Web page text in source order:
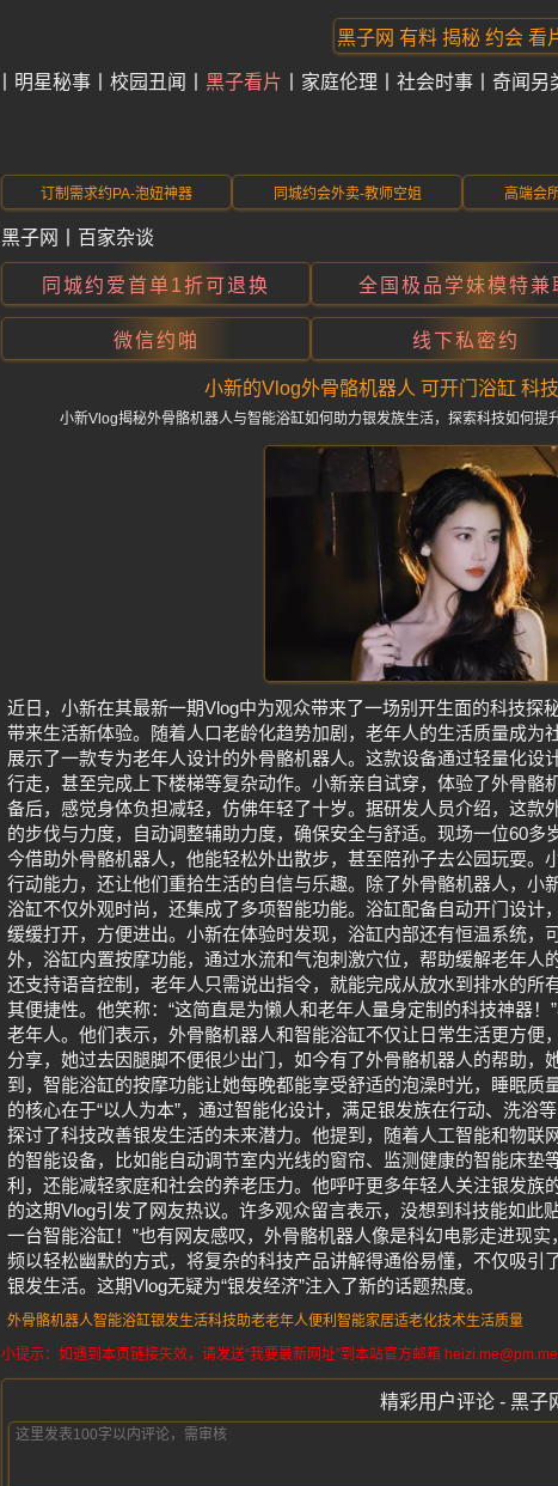
黑子网 有料 揭秘 约会 看
明星秘事 校园丑闻 黑子看片 家庭伦理 社会时事 奇闻另
订制需求约PA-泡妞神器 同城约会外卖-教师空姐 高端会
黑子网 百家杂谈
同城约爱首单1折可退换 全国极品学妹模特兼
微信约啪 线下私密约
小新的Vlog外骨骼机器人 可开门浴缸 科技
小新Vlog揭秘外骨骼机器人与智能浴缸如何助力银发族生活，探索科技如何提
近日，小新在其最新一期Vlog中为观众带来了一场别开生面的科技探
带来生活新体验。随着人口老龄化趋势加剧，老年人的生活质量成为
展示了一款专为老年人设计的外骨骼机器人。这款设备通过轻量化
行走，甚至完成上下楼梯等复杂动作。小新亲自试穿，体验了外骨骼
备后，感觉身体负担减轻，仿佛年轻了十岁。据研发人员介绍，这款
的步伐与力度，自动调整辅助力度，确保安全与舒适。现场一位60
今借助外骨骼机器人，他能轻松外出散步，甚至陪孙子去公园玩耍。
行动能力，还让他们重拾生活的自信与乐趣。除了外骨骼机器人，小
浴缸不仅外观时尚，还集成了多项智能功能。浴缸配备自动开门设计
缓缓打开，方便进出。小新在体验时发现，浴缸内部还有恒温系统，
外，浴缸内置按摩功能，通过水流和气泡刺激穴位，帮助缓解老年人
还支持语音控制，老年人只需说出指令，就能完成从放水到排水的所
其便捷性。他笑称：“这简直是为懒人和老年人量身定制的科技神器
老年人。他们表示，外骨骼机器人和智能浴缸不仅让日常生活更方便
分享，她过去因腿脚不便很少出门，如今有了外骨骼机器人的帮助，
到，智能浴缸的按摩功能让她每晚都能享受舒适的泡澡时光，睡眠质
的核心在于“以人为本”，通过智能化设计，满足银发族在行动、洗浴
探讨了科技改善银发生活的未来潜力。他提到，随着人工智能和物联
的智能设备，比如能自动调节室内光线的窗帘、监测健康的智能床
利，还能减轻家庭和社会的养老压力。他呼吁更多年轻人关注银发族
的这期Vlog引发了网友热议。许多观众留言表示，没想到科技能如此
一台智能浴缸！”也有网友感叹，外骨骼机器人像是科幻电影走进现
频以轻松幽默的方式，将复杂的科技产品讲解得通俗易懂，不仅吸引
银发生活。这期Vlog无疑为“银发经济”注入了新的话题热度。
外骨骼机器人智能浴缸银发生活科技助老老年人便利 智能家居适老化技术生活质量
小提示：如遇到本页链接失效，请发送“我要最新网址”到本站官方邮箱
精彩用户评论 - 黑子